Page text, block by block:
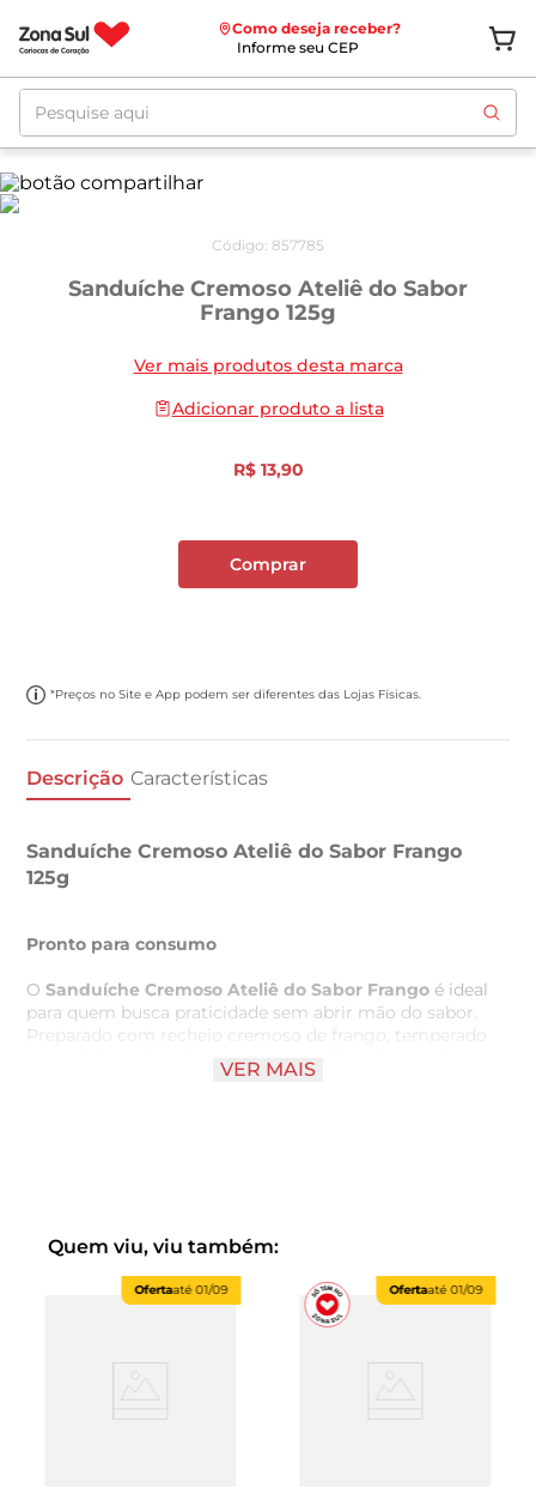
Como deseja receber?
Informe seu CEP
Pesquise aqui
Código: 857785
Sanduíche Cremoso Ateliê do Sabor
Frango 125g
Ver mais produtos desta marca
Adicionar produto a lista
R$ 13,90
Comprar
*Preços no Site e App podem ser diferentes das Lojas Físicas.
Descrição Características
Sanduíche Cremoso Ateliê do Sabor Frango
125g
Pronto para consumo
OSanduíche Cremoso Ateliê do Sabor Frango é ideal
para quem busca praticidade sem abrir mão do sabor.
Preparado com recheio cremoso de frango, temperado
na medida certa, oferece uma experiência leve, saborosa
e perfeita para lanches rápidos ou refeições do dia a dia.
VER MAIS
Quem viu, viu também:
Ofertaaté01/09 Ofertaaté01/09